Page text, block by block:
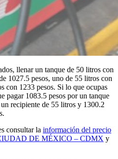
llenar un tanque de 50 litros con
1027.5 pesos, uno de 55 litros con
con 1233 pesos. Si lo que ocupas
pagar 1083.5 pesos por un tanque
recipiente de 55 litros y 1300.2
consultar la información del precio
CIUDAD DE MÉXICO – CDMX y